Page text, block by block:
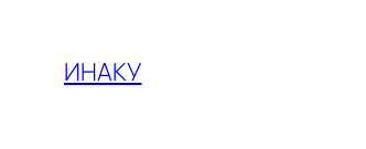
содржината
ИНАКУ